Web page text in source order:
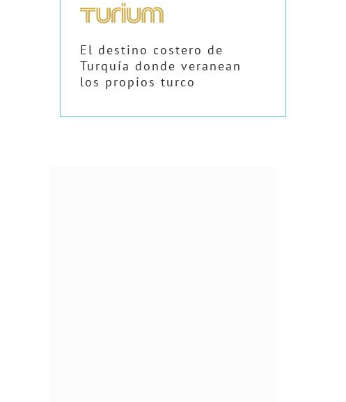
El destino costero de
Turquía donde veranean
los propios turco